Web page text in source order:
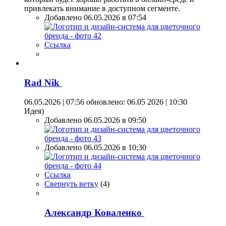
привлекать внимание в доступном сегменте.
Добавлено 06.05.2026 в 07:54
Ссылка
Rad Nik
06.05.2026 | 07:56 обновлено: 06.05 2026 | 10:30
Идея)
Добавлено 06.05.2026 в 09:50
Добавлено 06.05.2026 в 10:30
Ссылка
Свернуть ветку (4)
Александр Коваленко